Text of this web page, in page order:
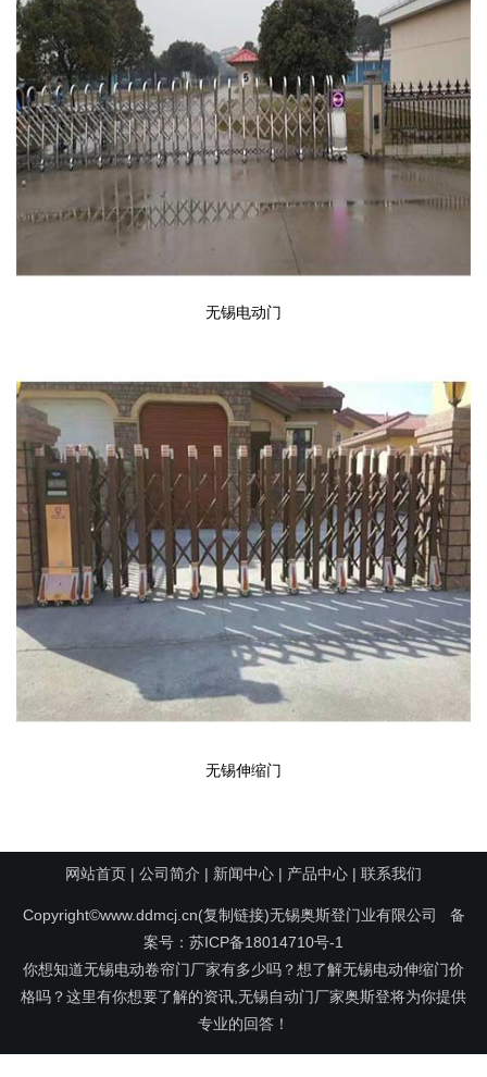
无锡电动门
无锡伸缩门
网站首页 | 公司简介 | 新闻中心 | 产品中心 | 联系我们
Copyright©www.ddmcj.cn(复制链接)无锡奥斯登门业有限公司 备
案号： 苏ICP备18014710号-1
你想知道无锡电动卷帘门厂家有多少吗？想了解无锡电动伸缩门价
格吗？这里有你想要了解的资讯,无锡自动门厂家奥斯登将为你提供
专业的回答！